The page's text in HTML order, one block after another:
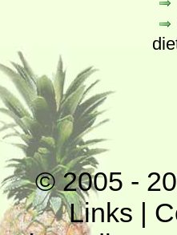
© 2005 -
Links |